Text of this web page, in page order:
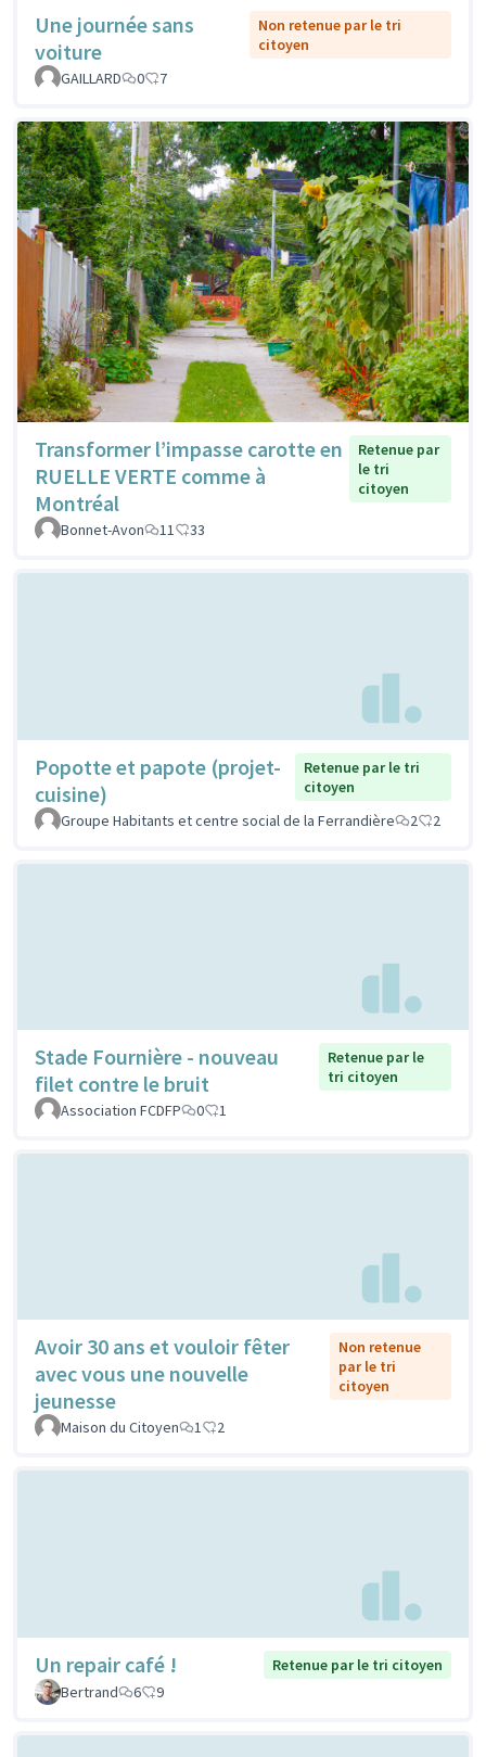
Une journée sans
voiture
Non retenue par le tri
citoyen
GAILLARD
0 7
Transformer l’impasse carotte en
RUELLE VERTE comme à
Montréal
Retenue par
le tri
citoyen
Bonnet-Avon 11 33
Popotte et papote (projet-
cuisine)
Retenue par le tri
citoyen
Groupe Habitants et centre social de la Ferrandière
2 2
Stade Fournière - nouveau
filet contre le bruit
Retenue par le
tri citoyen
Association FCDFP
0 1
Avoir 30 ans et vouloir fêter
avec vous une nouvelle
jeunesse
Non retenue
par le tri
citoyen
Maison du Citoyen 1 2
Un repair café !
Retenue par le tri citoyen
Bertrand
6 9